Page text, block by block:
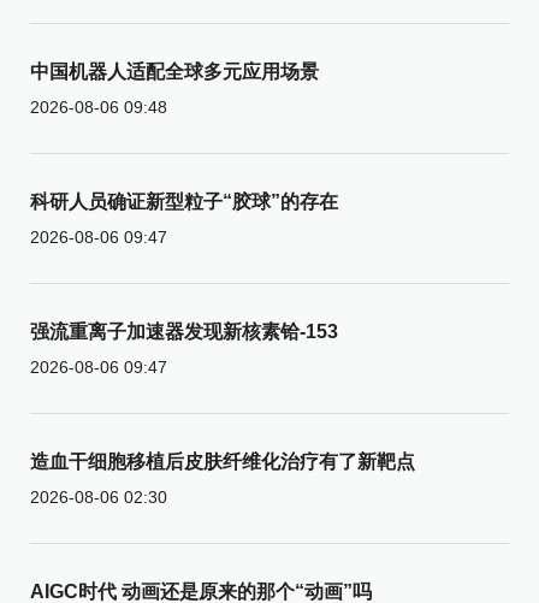
中国机器人适配全球多元应用场景
2026-08-06 09:48
科研人员确证新型粒子“胶球”的存在
2026-08-06 09:47
强流重离子加速器发现新核素铪-153
2026-08-06 09:47
造血干细胞移植后皮肤纤维化治疗有了新靶点
2026-08-06 02:30
AIGC时代 动画还是原来的那个“动画”吗